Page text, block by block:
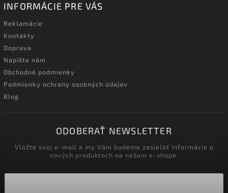
INFORMÁCIE PRE VÁS
Reklamácie
Kontakty
Doprava
Napíšte nám
Obchodné podmienky
Podmienky ochrany osobných údajov
Blog
ODOBERAŤ NEWSLETTER
Vložte svoj e-mail a my Vám budeme zasielať informácie o
nových produktoch na našom e-shope.